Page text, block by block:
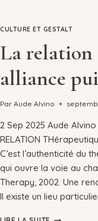
CULTURE ET GESTALT
La relation
alliance
Par Aude Alvino
2 Sep 2025 Aude
RELATION
C’est l’authenticité du
qui ouvre la voie au
Therapy, 2002. Une
Il existe un lieu